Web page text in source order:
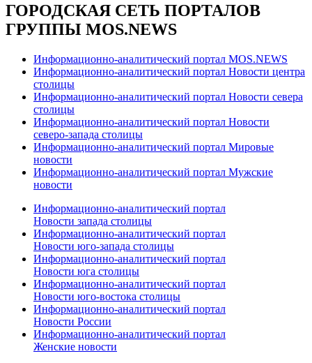
ГОРОДСКАЯ СЕТЬ ПОРТАЛОВ
ГРУППЫ MOS.NEWS
Информационно-аналитический портал MOS.NEWS
Информационно-аналитический портал Новости центра
столицы
Информационно-аналитический портал Новости севера
столицы
Информационно-аналитический портал Новости
северо-запада столицы
Информационно-аналитический портал Мировые
новости
Информационно-аналитический портал Мужские
новости
Информационно-аналитический портал
Новости запада столицы
Информационно-аналитический портал
Новости юго-запада столицы
Информационно-аналитический портал
Новости юга столицы
Информационно-аналитический портал
Новости юго-востока столицы
Информационно-аналитический портал
Новости России
Информационно-аналитический портал
Женские новости